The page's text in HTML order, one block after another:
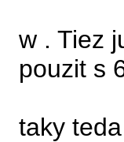
w . Tiez
pouzit s
taky